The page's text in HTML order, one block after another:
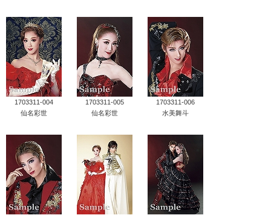
1703311-004
仙名彩世
1703311-005
仙名彩世
1703311-006
水美舞斗
宝塚クリエイティブアーツ 企業情報
宝塚クリエイティブアーツ 採用情報
宝塚歌劇公式ホームページ